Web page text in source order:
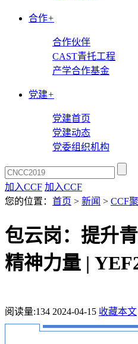
合作+
合作伙伴
CAST青托工程
产学合作基金
党建+
党建首页
党建动态
党委组织机构
加入CCF 加入CCF
您的位置： 首页 > 新闻 > CCF
包云岗：提升
精神力量 |
阅读量:134 2024-04-15 收藏本文